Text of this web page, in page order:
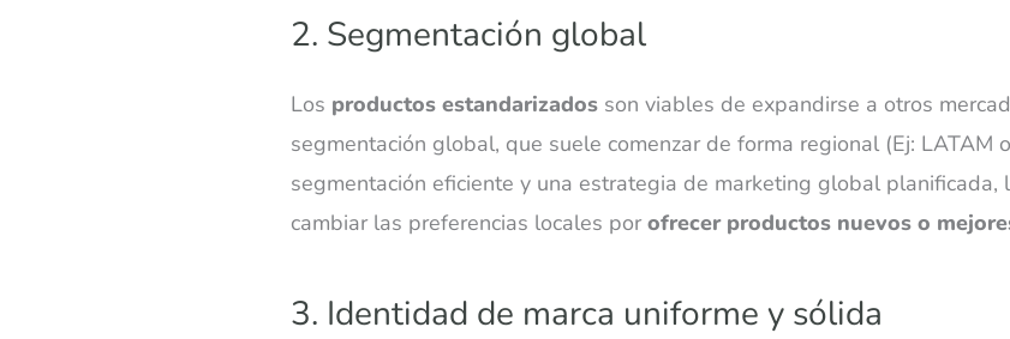
2. Segmentación global
Los productos estandarizados son viables de expandirse a otros
segmentación global, que suele comenzar de forma regional (Ej: LATAM
segmentación eficiente y una estrategia de marketing global planificada,
cambiar las preferencias locales porofrecer productos nuevos o
3. Identidad de marca uniforme y sólida